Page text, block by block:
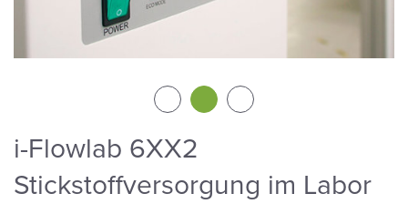
i-Flowlab 6XX2
Stickstoffversorgung im Labor